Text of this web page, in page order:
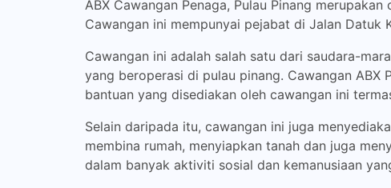
ABX Cawangan Penaga, Pulau Pinang
Cawangan ini mempunyai pejabat di Jalan Datuk
Cawangan ini adalah salah satu dari saudara-
yang beroperasi di pulau pinang. Cawangan
bantuan yang disediakan oleh cawangan ini
Selain daripada itu, cawangan ini juga
membina rumah, menyiapkan tanah dan juga
dalam banyak aktiviti sosial dan kemanusiaan